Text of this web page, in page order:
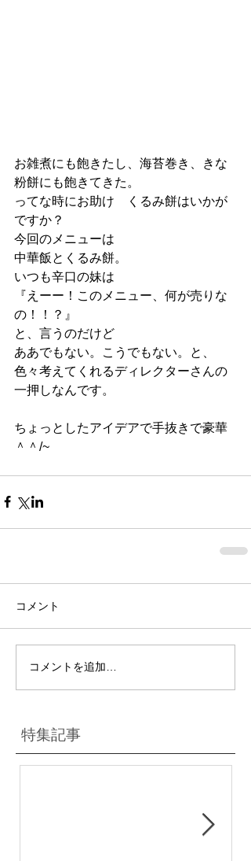
お雑煮にも飽きたし、海苔巻き、きな
粉餅にも飽きてきた。
ってな時にお助け　くるみ餅はいかが
ですか？
今回のメニューは
中華飯とくるみ餅。
いつも辛口の妹は
『えーー！このメニュー、何が売りな
の！！？』
と、言うのだけど
ああでもない。こうでもない。と、
色々考えてくれるディレクターさんの
一押しなんです。
ちょっとしたアイデアで手抜きで豪華
＾＾/~
コメント
コメントを追加…
特集記事